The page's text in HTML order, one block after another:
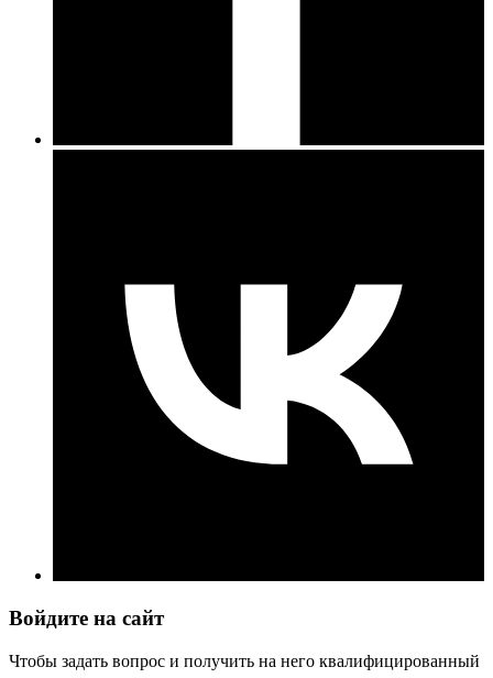
Войдите на сайт
Чтобы задать вопрос и получить на него квалифицированный